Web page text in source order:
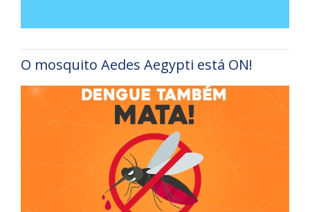
O mosquito Aedes Aegypti está ON!